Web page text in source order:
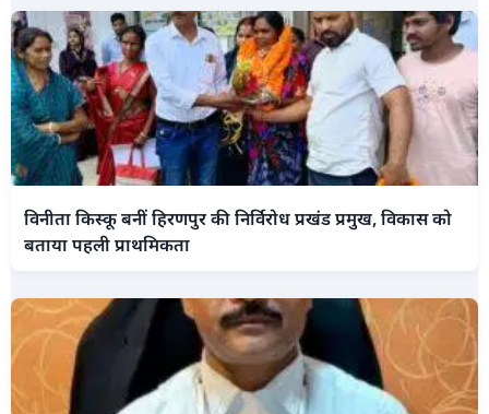
विनीता किस्कू बनीं हिरणपुर की निर्विरोध प्रखंड प्रमुख, विकास को
बताया पहली प्राथमिकता